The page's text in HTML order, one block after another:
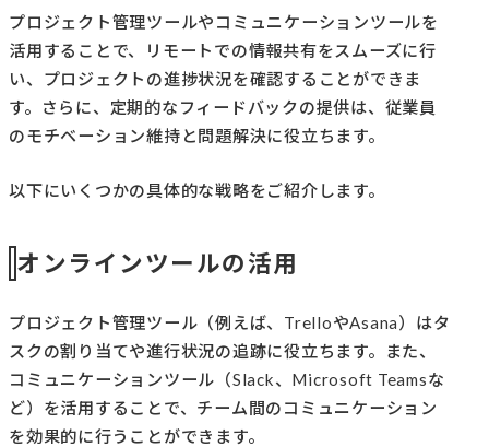
プロジェクト管理ツールやコミュニケーションツールを
活用することで、リモートでの情報共有をスムーズに行
い、プロジェクトの進捗状況を確認することができま
す。さらに、定期的なフィードバックの提供は、従業員
のモチベーション維持と問題解決に役立ちます。
以下にいくつかの具体的な戦略をご紹介します。
オンラインツールの活用
プロジェクト管理ツール（例えば、TrelloやAsana）はタ
スクの割り当てや進行状況の追跡に役立ちます。また、
コミュニケーションツール（Slack、Microsoft Teamsな
ど）を活用することで、チーム間のコミュニケーション
を効果的に行うことができます。